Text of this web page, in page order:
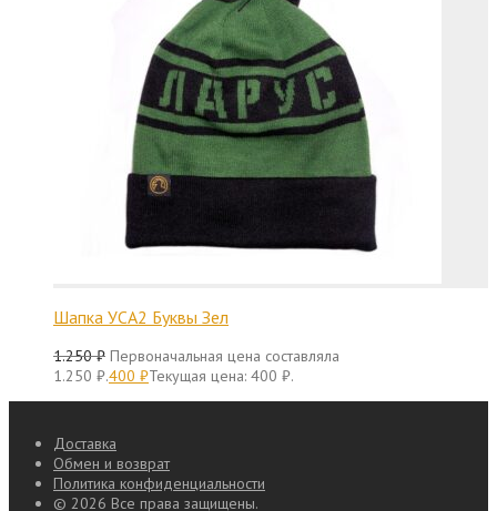
Шапка УСА2 Буквы Зел
1.250₽ Первоначальная цена составляла
1.250 ₽.400 ₽Текущая цена: 400 ₽.
Доставка
Обмен и возврат
Политика конфиденциальности
© 2026 Все права защищены.